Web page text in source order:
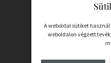
A weboldal sütiket
weboldalon végzett
COOKIE